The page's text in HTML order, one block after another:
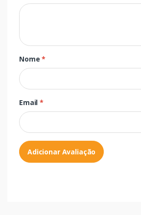
Nome*
Email*
Adicionar Avaliação